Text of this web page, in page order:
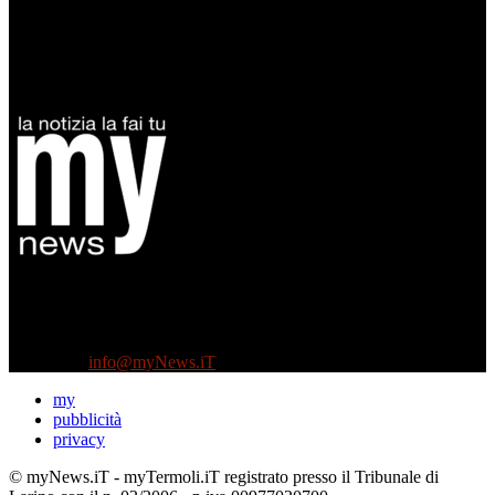
info@myNews.iT
my
pubblicità
privacy
© myNews.iT - myTermoli.iT registrato presso il Tribunale di